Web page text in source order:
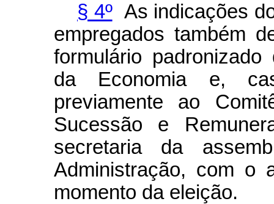
§ 4ºAs indicações
empregados também
formulário
da Economia e,
previamente ao
Sucessão e
secretaria da
Administração, com o
momento da eleição.